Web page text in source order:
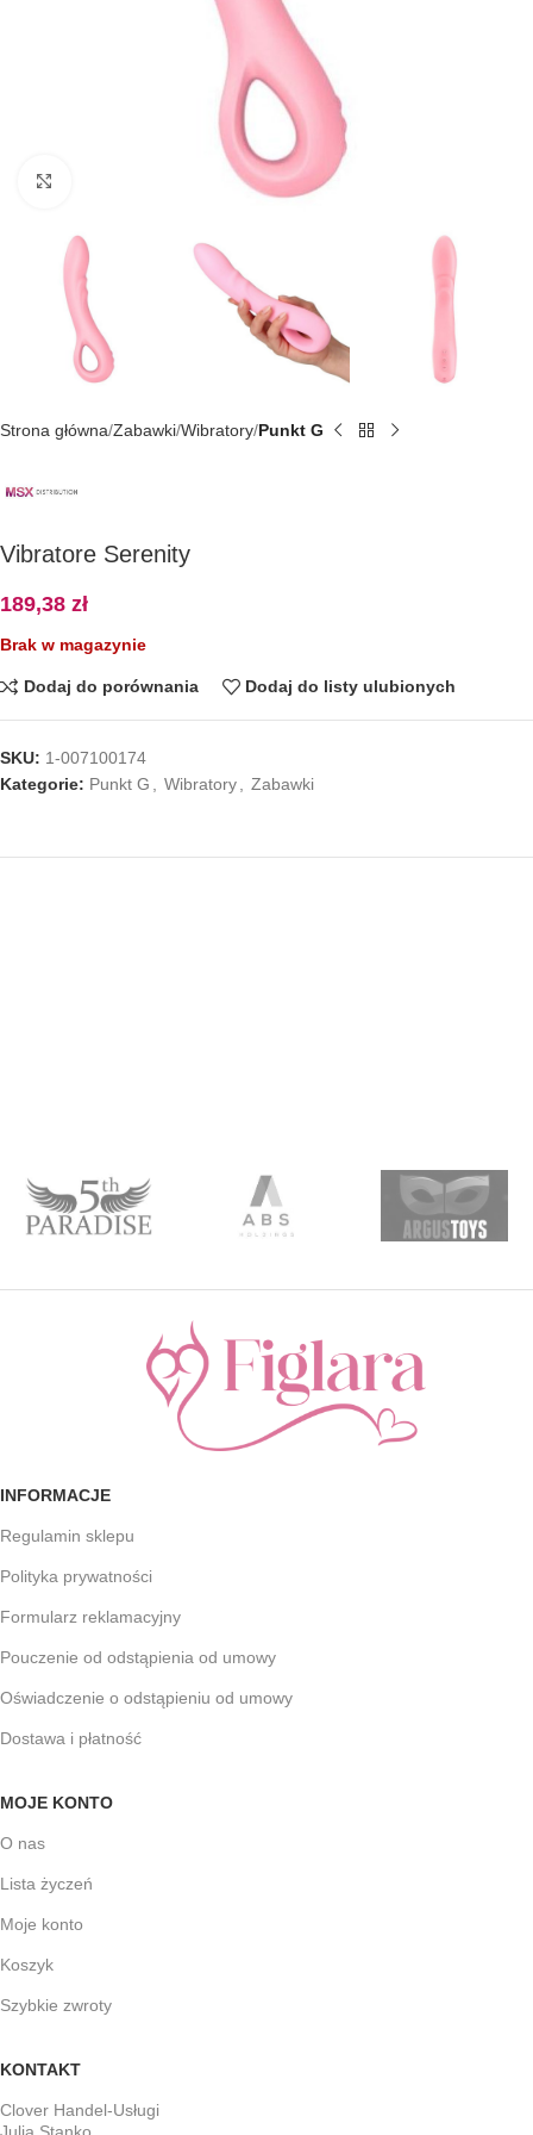
Kliknij, aby powiększyć
Strona główna Zabawki Wibratory Punkt G
Vibratore Serenity
189,38 zł
Brak w magazynie
Dodaj do porównania Dodaj do listy ulubionych
SKU: 1-007100174
Kategorie: Punkt G Wibratory Zabawki
INFORMACJE
Regulamin sklepu
Polityka prywatności
Formularz reklamacyjny
Pouczenie od odstąpienia od umowy
Oświadczenie o odstąpieniu od umowy
Dostawa i płatność
MOJE KONTO
O nas
Lista życzeń
Moje konto
Koszyk
Szybkie zwroty
KONTAKT
Clover Handel-Usługi